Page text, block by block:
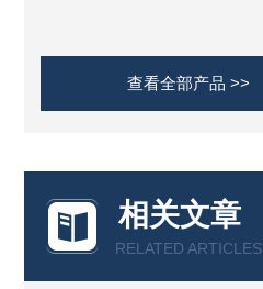
查看全部产品 >>
相关文章
RELATED ARTICLES